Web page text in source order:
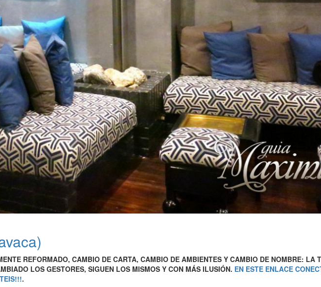
REFORMADO, CAMBIO DE CARTA, CAMBIO DE AMBIENTES Y CAMBIO DE NOMBRE: LA
LOS GESTORES, SIGUEN LOS MISMOS Y CON MÁS ILUSIÓN. EN ESTE ENLACE
.